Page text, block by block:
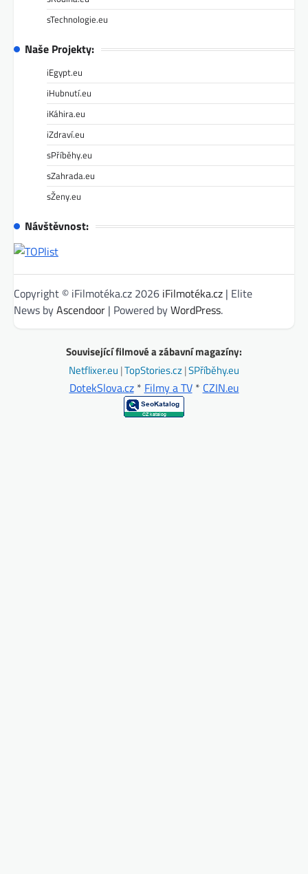
sTechnologie.eu
Naše Projekty:
iEgypt.eu
iHubnutí.eu
iKáhira.eu
iZdraví.eu
sPříběhy.eu
sZahrada.eu
sŽeny.eu
Návštěvnost:
Copyright © iFilmotéka.cz 2026 iFilmotéka.cz | Elite
News byAscendoor | Powered byWordPress.
Související filmové a zábavní magazíny:
Netflixer.eu |TopStories.cz|SPříběhy.eu
DotekSlova.cz* Filmy a TV* CZIN.eu